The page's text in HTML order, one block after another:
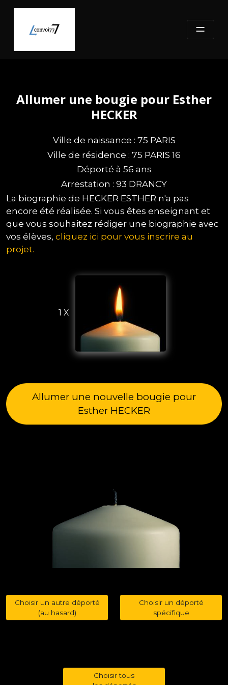
content
Allumer une bougie pour Esther
HECKER
Ville de naissance : 75 PARIS
Ville de résidence : 75 PARIS 16
Déporté à 56 ans
Arrestation : 93 DRANCY
La biographie de HECKER ESTHER n'a pas
encore été réalisée. Si vous êtes enseignant et
que vous souhaitez rédiger une biographie avec
vos élèves, cliquez ici pour vous inscrire au
projet.
1 X
Allumer une nouvelle bougie pour
Esther HECKER
Choisir un autre déporté
(au hasard)
Choisir un déporté
spécifique
Choisir tous